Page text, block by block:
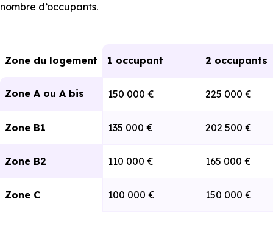
€
€
€
67
€
48
€
40
€
75
€
54
€
45
€
nombre d’occupants.
Zone du logement 1 occupant 2 occupants
Zone A ou A bis 150 000 € 225 000 €
Zone B1 135 000 € 202 500 €
Zone B2 110 000 € 165 000 €
Zone C 100 000 € 150 000 €